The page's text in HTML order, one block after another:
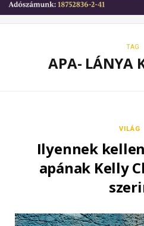
TAG
APA- LÁNYA
VILÁG
Ilyennek
apának Kelly